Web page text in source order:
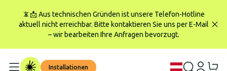
📵📩 Aus technischen Gründen ist unsere Telefon-Hotline
aktuell nicht erreichbar. Bitte kontaktieren Sie uns per E-Mail
– wir bearbeiten Ihre Anfragen bevorzugt.
Installationen